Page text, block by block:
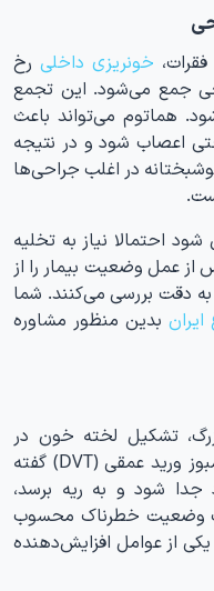
خونریزی داخلی رخ
جمع می‌شود. این تجمع
هماتوم می‌تواند باعث
اعصاب شود و در نتیجه
در اغلب جراحی‌ها
احتمالا نیاز به تخلیه
عمل وضعیت بیمار را از
به دقت بررسی می‌کنند. شما
بدین منظور مشاوره
تشکیل لخته خون در
وریدهای عمقی پا است که به آن ترومبوز ورید عمقی (DVT) گفته
شود و به ریه برسد،
وضعیت خطرناک محسوب
از عوامل افزایش‌دهنده